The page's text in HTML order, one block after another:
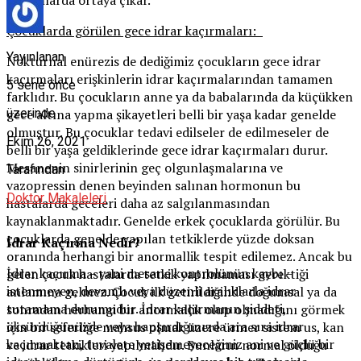
Çocuklarda görülen gece idrar kaçırmaları:
Nokturnal enürezis de dediğimiz çocukların gece idrar
kaçırmaları erişkinlerin idrar kaçırmalarından tamamen
farklıdır. Bu çocukların anne ya da babalarında da küçükken
gece altına yapma şikayetleri belli bir yaşa kadar genelde
olmuştur. Bu çocuklar tedavi edilseler de edilmeseler de
belli bir yaşa geldiklerinde gece idrar kaçırmaları durur.
Mesanenin sinirlerinin geç olgunlaşmalarına ve
vazopressin denen beyinden salınan hormonun bu
hastalarda geceleri daha az salgılanmasından
kaynaklanmaktadır. Genelde erkek çocuklarda görülür. Bu
çocuklarda genelde yapılan tetkiklerde yüzde doksan
oranında herhangi bir anormallik tespit edilemez. Ancak bu
gelen çocuk hastalarda tetkik yapılmaması gerektiği
anlamına gelmez. Çocuk ilk getirildiğinde doğumsal ya da
sonradan herhangi bir anormallik olup olmadığını görmek
için bir seferliğe mahsus olmak üzere üriner sistem us, kan
ve idrar tetkikleri yapılmalıdır. Bunların normal olduğu
Yayınlanan
5 sene önce
üzerinde
Ekim 26, 2021
Tarafından
Doktor Makaleleri
İdrar Kaçırma Nedir?
İdrar kaçırma – yani mesane kontrolünün kaybı –
istenmeyen, devamlı veya düzenli aralıklarla idrar
tutamama durumudur. İdrar kaçırmanın şiddeti,
öksürdüğünüzde veya hapşırdığınızda ara sıra idrar
kaçırmaktan, tuvalete yetişemeyeceğiniz ani ve güçlü bir